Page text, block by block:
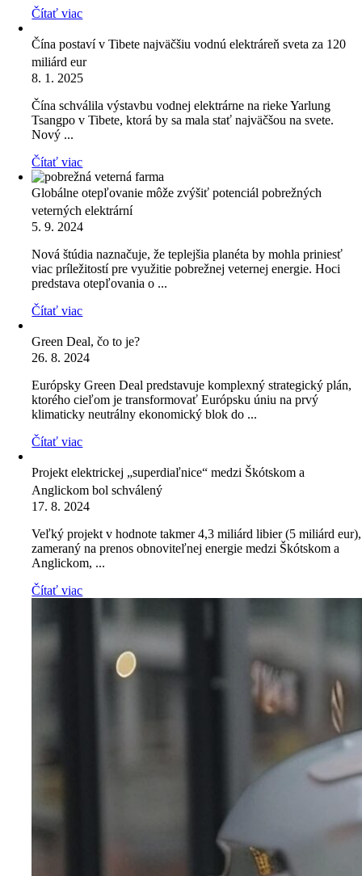
Čítať viac
Čína postaví v Tibete najväčšiu vodnú elektráreň sveta za 120
miliárd eur
8. 1. 2025
Čína schválila výstavbu vodnej elektrárne na rieke Yarlung
Tsangpo v Tibete, ktorá by sa mala stať najväčšou na svete.
Nový ...
Čítať viac
Globálne otepľovanie môže zvýšiť potenciál pobrežných
veterných elektrární
5. 9. 2024
Nová štúdia naznačuje, že teplejšia planéta by mohla priniesť
viac príležitostí pre využitie pobrežnej veternej energie. Hoci
predstava otepľovania o ...
Čítať viac
Green Deal, čo to je?
26. 8. 2024
Európsky Green Deal predstavuje komplexný strategický plán,
ktorého cieľom je transformovať Európsku úniu na prvý
klimaticky neutrálny ekonomický blok do ...
Čítať viac
Projekt elektrickej „superdiaľnice“ medzi Škótskom a
Anglickom bol schválený
17. 8. 2024
Veľký projekt v hodnote takmer 4,3 miliárd libier (5 miliárd eur),
zameraný na prenos obnoviteľnej energie medzi Škótskom a
Anglickom, ...
Čítať viac